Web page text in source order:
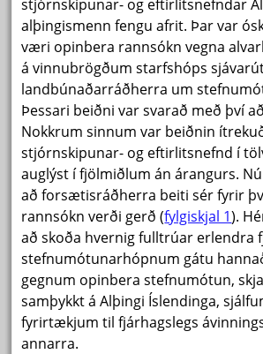
stjórnskipunar- og eftirlitsnefndar
alþingismenn fengu afrit. Þar var
væri opinbera rannsókn vegna
á vinnubrögðum starfshóps
landbúnaðarráðherra um
Þessari beiðni var svarað með því
Nokkrum sinnum var beiðnin
stjórnskipunar- og eftirlitsnefnd í
auglýst í fjölmiðlum án árangurs.
að forsætisráðherra beiti sér fyrir
rannsókn verði gerð (fylgiskjal 1).
að skoða hvernig fulltrúar erlendra
stefnumótunarhópnum gátu
gegnum opinbera stefnumótun,
samþykkt á Alþingi Íslendinga,
fyrirtækjum til fjárhagslegs
annarra.